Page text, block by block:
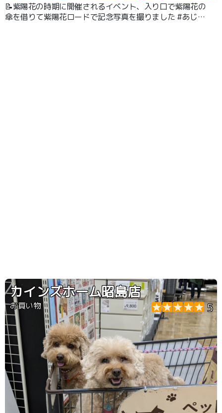
📝紫陽花の時期に開催されるイベント、入り口で紫陽花の
傘を借りて紫陽花ロードで記念写真を撮りました #あじさ
カインズホーム昭島店
お買い物 5